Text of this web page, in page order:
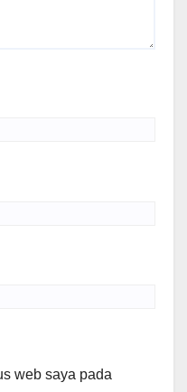
web saya pada